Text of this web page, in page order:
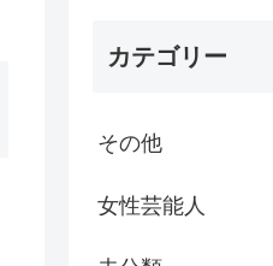
カテゴリー
その他
女性芸能人